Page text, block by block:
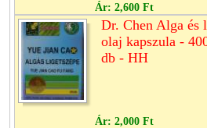
Ár: 2,600 Ft
Dr. Chen Alga és
olaj kapszula -
db - HH
Ár: 2,000 Ft